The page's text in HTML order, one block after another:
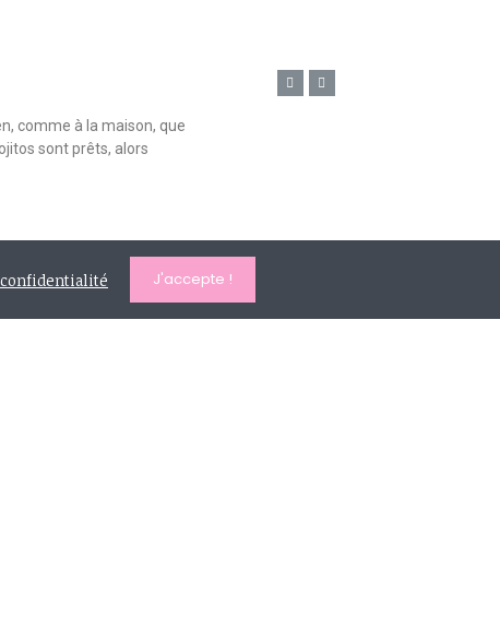
comme à la maison, que
sont prêts, alors
J'accepte !